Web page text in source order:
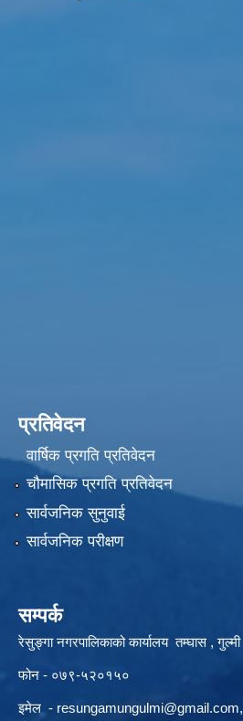
प्रतिवेदन
वार्षिक प्रगति प्रतिवेदन
चौमासिक प्रगति प्रतिवेदन
सार्वजनिक सुनुवाई
सार्वजनिक परीक्षण
सम्पर्क
रेसुङ्गा नगरपालिकाको कार्यालय तम्घास , गुल्मी
फोन - ०७९-५२०१५०
इमेल - resungamungulmi@gmail.com,